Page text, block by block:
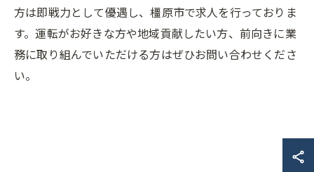
方は即戦力として優遇し、橿原市で求人を行っておりま
す。運転がお好きな方や地域貢献したい方、前向きに業
務に取り組んでいただける方はぜひお問い合わせくださ
い。